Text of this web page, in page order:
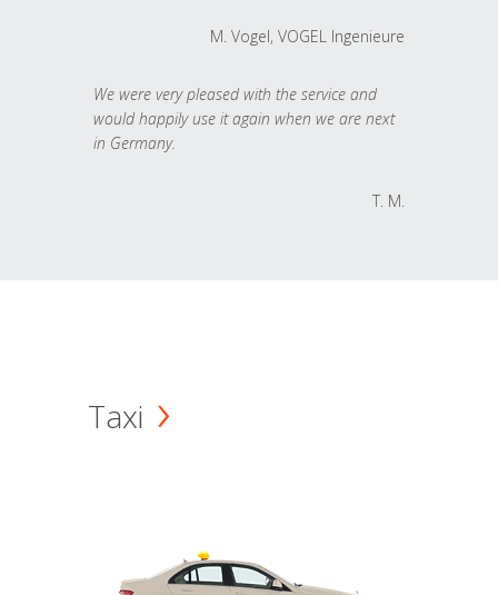
M. Vogel, VOGEL Ingenieure
We were very pleased with the service and
would happily use it again when we are next
in Germany.
T. M.
Taxi